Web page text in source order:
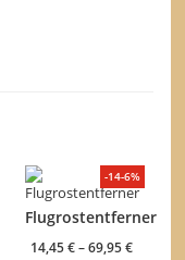
-14-6%
Flugrostentferner
14,45€–69,95€